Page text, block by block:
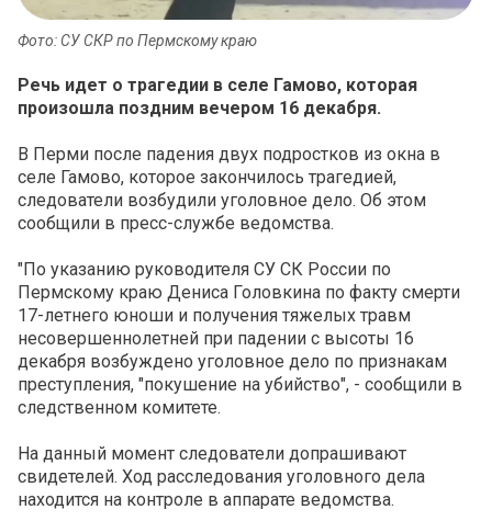
Фото: СУ СКР по Пермскому краю
Речь идет о трагедии в селе Гамово, которая
произошла поздним вечером 16 декабря.
В Перми после падения двух подростков из окна в
селе Гамово, которое закончилось трагедией,
следователи возбудили уголовное дело. Об этом
сообщили в пресс-службе ведомства.
"По указанию руководителя СУ СК России по
Пермскому краю Дениса Головкина по факту смерти
17-летнего юноши и получения тяжелых травм
несовершеннолетней при падении с высоты 16
декабря возбуждено уголовное дело по признакам
преступления, "покушение на убийство", - сообщили в
следственном комитете.
На данный момент следователи допрашивают
свидетелей. Ход расследования уголовного дела
находится на контроле в аппарате ведомства.